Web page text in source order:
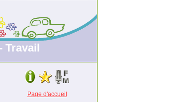
Travail
Page d'accueil